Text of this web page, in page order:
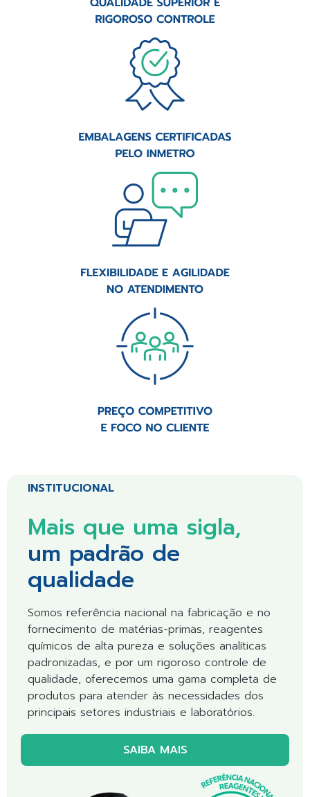
INSTITUCIONAL
Mais que uma sigla,
um padrão de
qualidade
Somos referência nacional na fabricação e no
fornecimento de matérias-primas, reagentes
químicos de alta pureza e soluções analíticas
padronizadas, e por um rigoroso controle de
qualidade, oferecemos uma gama completa de
produtos para atender às necessidades dos
principais setores industriais e laboratórios.
SAIBA MAIS